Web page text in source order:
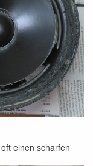
einen scharfen